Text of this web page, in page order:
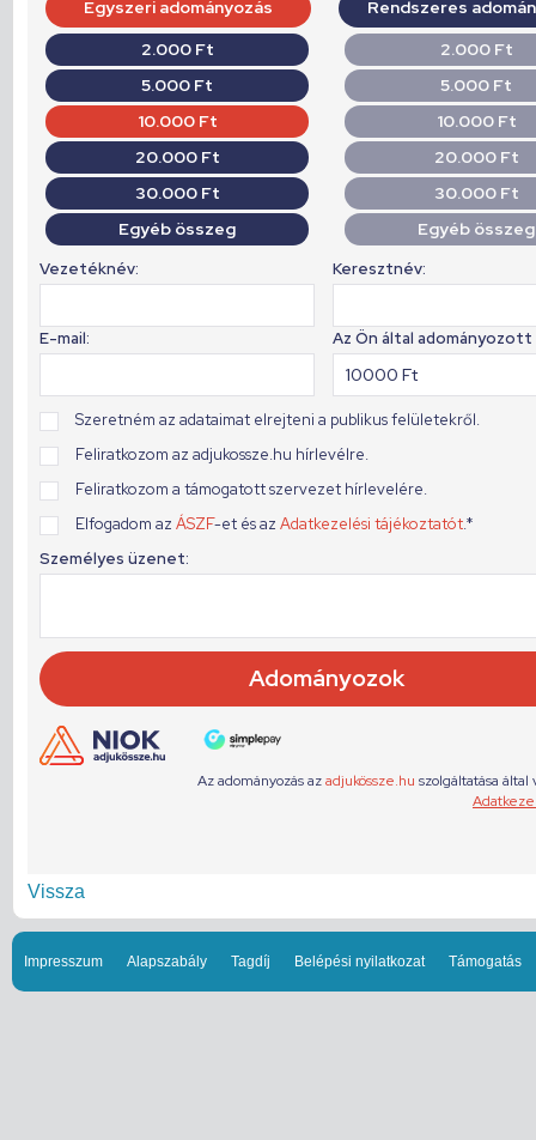
Vissza
Impresszum Alapszabály Tagdíj Belépési nyilatkozat Támogatás